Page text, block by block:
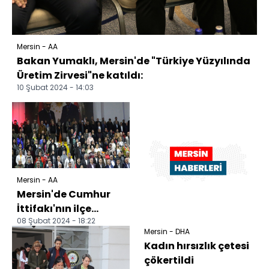
Mersin - AA
Bakan Yumaklı, Mersin'de "Türkiye Yüzyılında
Üretim Zirvesi"ne katıldı:
10 Şubat 2024 - 14:03
Mersin - AA
Mersin'de Cumhur
İttifakı'nın ilçe
belediye başkan
adayları tanıtıldı
08 Şubat 2024 - 18:22
Mersin - DHA
Kadın hırsızlık çetesi
çökertildi